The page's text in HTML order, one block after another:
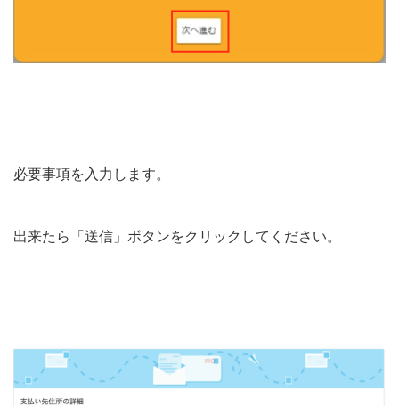
必要事項を入力します。
出来たら「送信」ボタンをクリックしてください。